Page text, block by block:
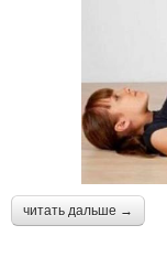
читать дальше →